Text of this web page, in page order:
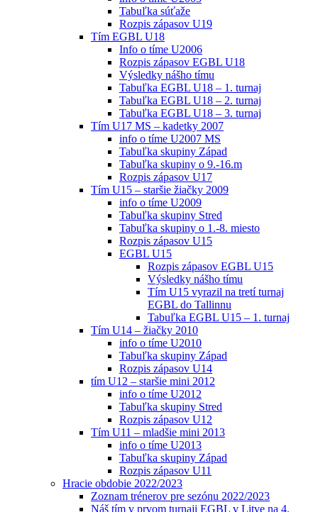
Tabuľka súťaže
Rozpis zápasov U19
Tím EGBL U18
Info o tíme U2006
Rozpis zápasov EGBL U18
Výsledky nášho tímu
Tabuľka EGBL U18 – 1. turnaj
Tabuľka EGBL U18 – 2. turnaj
Tabuľka EGBL U18 – 3. turnaj
Tím U17 MS – kadetky 2007
info o tíme U2007 MS
Tabuľka skupiny Západ
Tabuľka skupiny o 9.-16.m
Rozpis zápasov U17
Tím U15 – staršie žiačky 2009
info o tíme U2009
Tabuľka skupiny Stred
Tabuľka skupiny o 1.-8. miesto
Rozpis zápasov U15
EGBL U15
Rozpis zápasov EGBL U15
Výsledky nášho tímu
Tím U15 vyrazil na tretí turnaj
EGBL do Tallinnu
Tabuľka EGBL U15 – 1. turnaj
Tím U14 – žiačky 2010
info o tíme U2010
Tabuľka skupiny Západ
Rozpis zápasov U14
tím U12 – staršie mini 2012
info o tíme U2012
Tabuľka skupiny Stred
Rozpis zápasov U12
Tím U11 – mladšie mini 2013
info o tíme U2013
Tabuľka skupiny Západ
Rozpis zápasov U11
Hracie obdobie 2022/2023
Zoznam trénerov pre sezónu 2022/2023
Náš tím v prvom turnaji EGBL v Litve na 4.